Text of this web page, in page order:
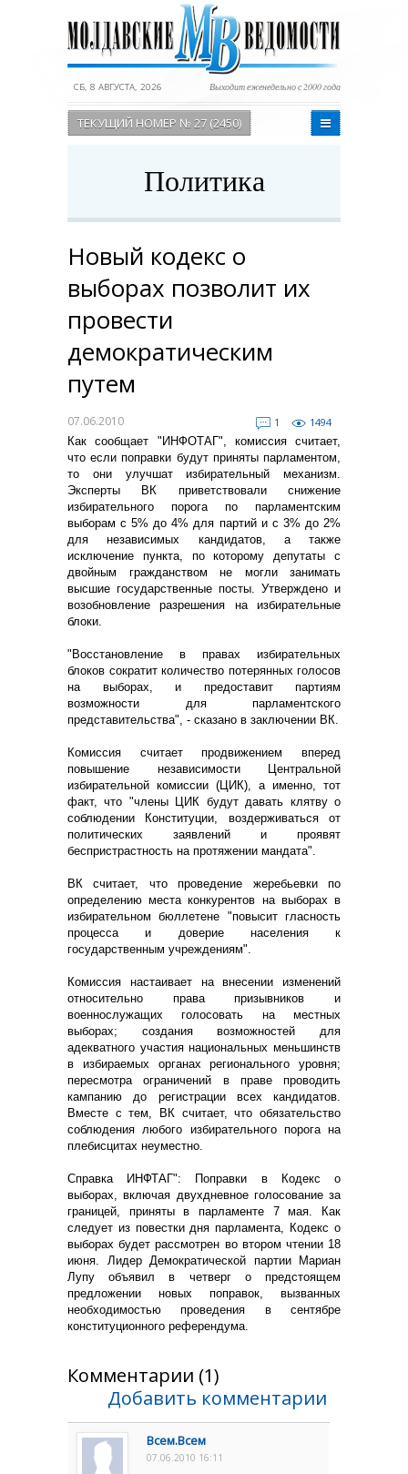
СБ, 8 АВГУСТА, 2026 Выходит еженедельно с 2000 года
ТЕКУЩИЙ НОМЕР № 27 (2450)
Политика
Новый кодекс о
выборах позволит их
провести
демократическим
путем
07.06.2010 1
1494
Как сообщает "ИНФОТАГ", комиссия считает,
что если поправки будут приняты парламентом,
то они улучшат избирательный механизм.
Эксперты ВК приветствовали снижение
избирательного порога по парламентским
выборам с 5% до 4% для партий и с 3% до 2%
для независимых кандидатов, а также
исключение пункта, по которому депутаты с
двойным гражданством не могли занимать
высшие государственные посты. Утверждено и
возобновление разрешения на избирательные
блоки.
"Восстановление в правах избирательных
блоков сократит количество потерянных голосов
на выборах, и предоставит партиям
возможности для парламентского
представительства", - сказано в заключении ВК.
Комиссия считает продвижением вперед
повышение независимости Центральной
избирательной комиссии (ЦИК), а именно, тот
факт, что "члены ЦИК будут давать клятву о
соблюдении Конституции, воздерживаться от
политических заявлений и проявят
беспристрастность на протяжении мандата".
ВК считает, что проведение жеребьевки по
определению места конкурентов на выборах в
избирательном бюллетене "повысит гласность
процесса и доверие населения к
государственным учреждениям".
Комиссия настаивает на внесении изменений
относительно права призывников и
военнослужащих голосовать на местных
выборах; создания возможностей для
адекватного участия национальных меньшинств
в избираемых органах регионального уровня;
пересмотра ограничений в праве проводить
кампанию до регистрации всех кандидатов.
Вместе с тем, ВК считает, что обязательство
соблюдения любого избирательного порога на
плебисцитах неуместно.
Справка ИНФТАГ": Поправки в Кодекс о
выборах, включая двухдневное голосование за
границей, приняты в парламенте 7 мая. Как
следует из повестки дня парламента, Кодекс о
выборах будет рассмотрен во втором чтении 18
июня. Лидер Демократической партии Мариан
Лупу объявил в четверг о предстоящем
предложении новых поправок, вызванных
необходимостью проведения в сентябре
конституционного референдума.
Комментарии (1)
Добавить комментарии
Всем.Всем
07.06.2010 16:11